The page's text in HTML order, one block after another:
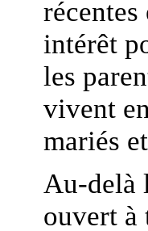
intérêt
les
vivent
mariés
Au-delà
ouvert à